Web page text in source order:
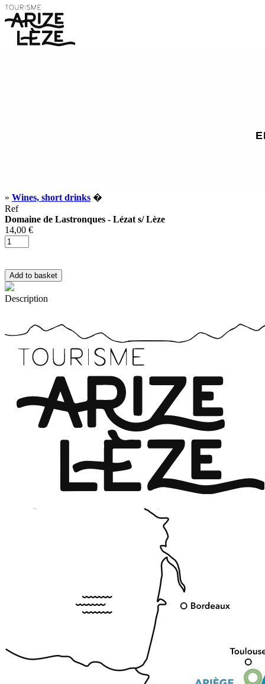
» Wines, short drinks �
Ref
Domaine de Lastronques - Lézat s/ Lèze
14,00 €
Description